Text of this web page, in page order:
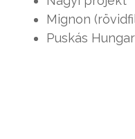
Mignon
Puskás